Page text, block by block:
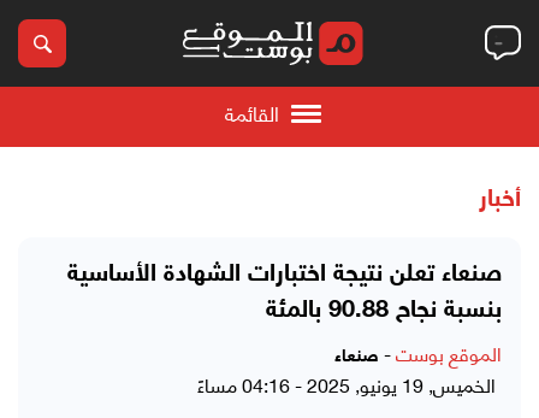
القائمة
أخبار
صنعاء تعلن نتيجة اختبارات الشهادة الأساسية
بنسبة نجاح 90.88 بالمئة
الموقع بوست- صنعاء
الخميس, 19 يونيو, 2025 - 04:16 مساءً